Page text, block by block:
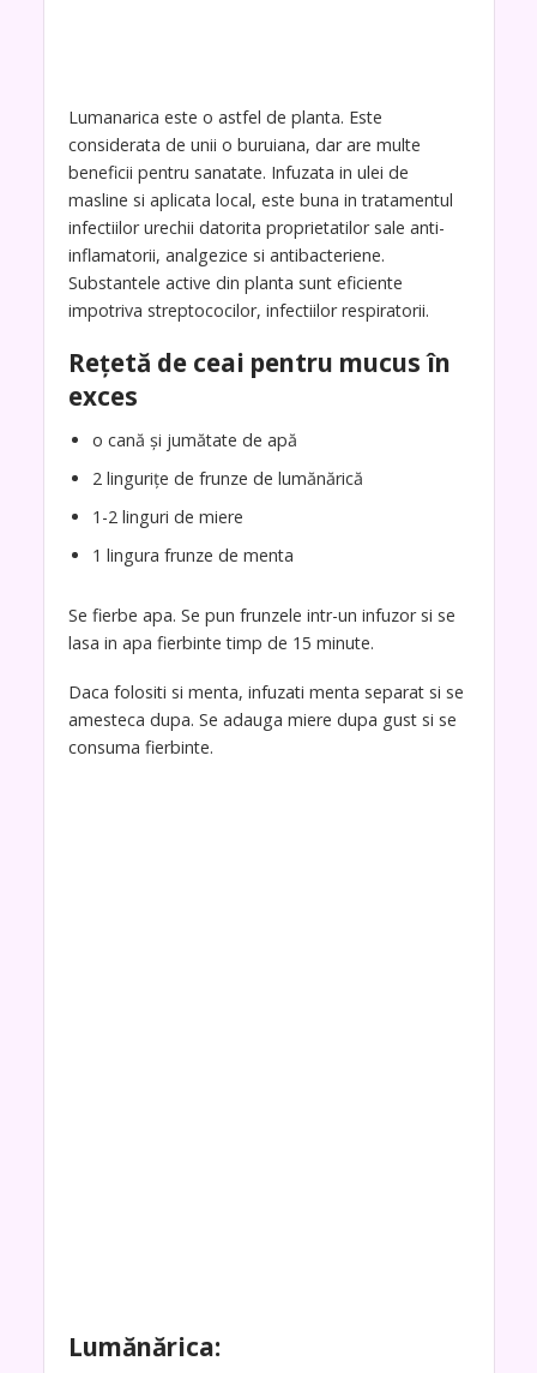
Lumanarica este o astfel de planta. Este
considerata de unii o buruiana, dar are multe
beneficii pentru sanatate. Infuzata in ulei de
masline si aplicata local, este buna in tratamentul
infectiilor urechii datorita proprietatilor sale anti-
inflamatorii, analgezice si antibacteriene.
Substantele active din planta sunt eficiente
impotriva streptococilor, infectiilor respiratorii.
Rețetă de ceai pentru mucus în
exces
o cană și jumătate de apă
2 lingurițe de frunze de lumănărică
1-2 linguri de miere
1 lingura frunze de menta
Se fierbe apa. Se pun frunzele intr-un infuzor si se
lasa in apa fierbinte timp de 15 minute.
Daca folositi si menta, infuzati menta separat si se
amesteca dupa. Se adauga miere dupa gust si se
consuma fierbinte.
Lumănărica: